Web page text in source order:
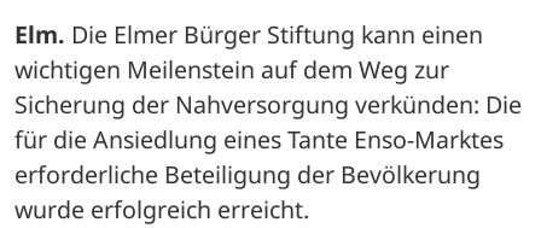
Elm. Die Elmer Bürger Stiftung kann einen
wichtigen Meilenstein auf dem Weg zur
Sicherung der Nahversorgung verkünden: Die
für die Ansiedlung eines Tante Enso-Marktes
erforderliche Beteiligung der Bevölkerung
wurde erfolgreich erreicht.